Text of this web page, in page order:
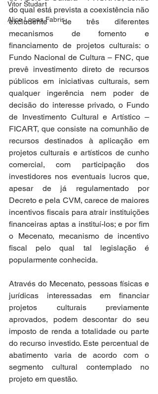
Vitor Studart
Alice Lopes Fabris
do qual está prevista a coexistência não
excludente de três diferentes
mecanismos de fomento e
financiamento de projetos culturais: o
Fundo Nacional de Cultura – FNC, que
prevê investimento direto de recursos
públicos em iniciativas culturais, sem
qualquer ingerência nem poder de
decisão do interesse privado, o Fundo
de Investimento Cultural e Artístico –
FICART, que consiste na comunhão de
recursos destinados à aplicação em
projetos culturais e artísticos de cunho
comercial, com participação dos
investidores nos eventuais lucros que,
apesar de já regulamentado por
Decreto e pela CVM, carece de maiores
incentivos fiscais para atrair instituições
financeiras aptas a instituí-los; e por fim
o Mecenato, mecanismo de incentivo
fiscal pelo qual tal legislação é
popularmente conhecida.
Através do Mecenato, pessoas físicas e
jurídicas interessadas em financiar
projetos culturais previamente
aprovados, podem descontar do seu
imposto de renda a totalidade ou parte
do recurso investido. Este percentual de
abatimento varia de acordo com o
segmento cultural contemplado no
projeto em questão.